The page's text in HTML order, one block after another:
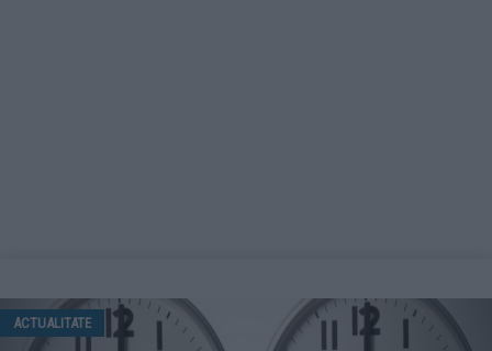
ACTUALITATE